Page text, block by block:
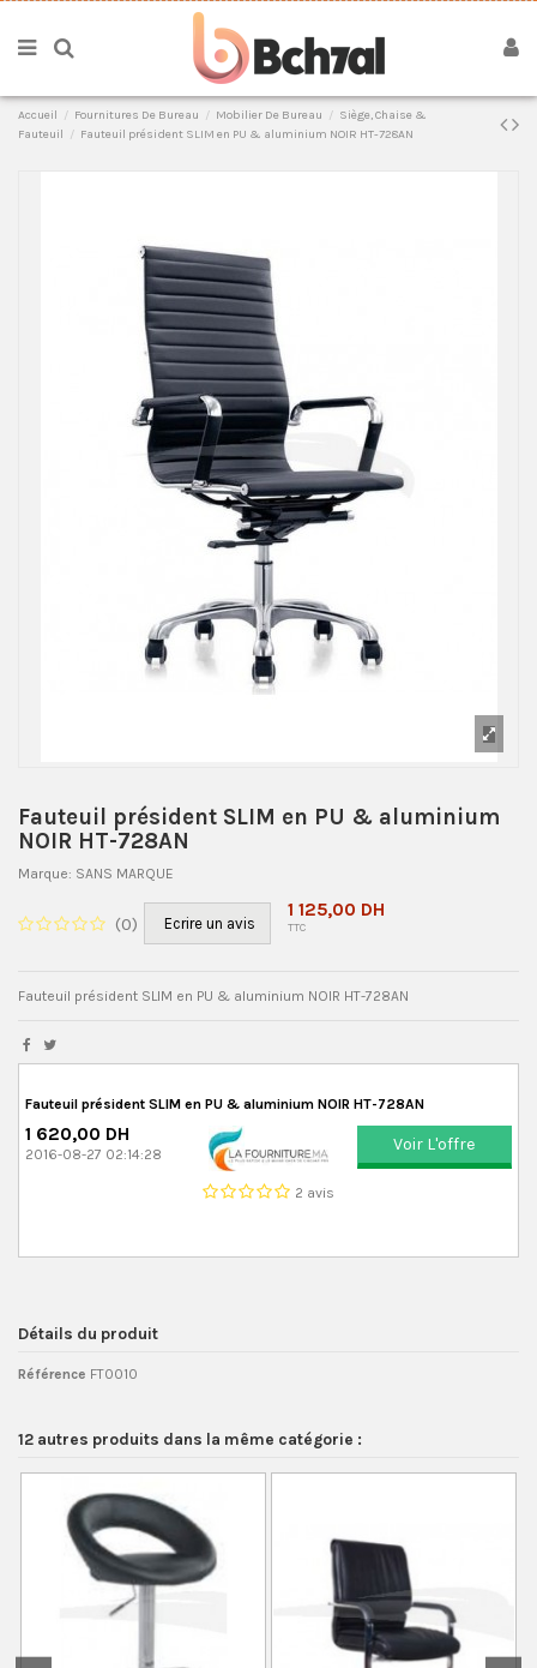
Accueil Fournitures De Bureau Mobilier De Bureau
Siège, Chaise &
Fauteuil
Fauteuil président SLIM en PU & aluminium NOIR HT-728AN
Fauteuil président SLIM en PU & aluminium
NOIR HT-728AN
Marque: SANS MARQUE
(0) Ecrire un avis
1 125,00 DH
TTC
Fauteuil président SLIM en PU & aluminium NOIR HT-728AN
Fauteuil président SLIM en PU & aluminium NOIR HT-728AN
1 620,00 DH
2016-08-27 02:14:28
2 avis
Voir L'offre
Détails du produit
Référence FT0010
12 autres produits dans la même catégorie :